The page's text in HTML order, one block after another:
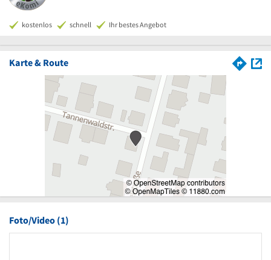
kostenlos schnell Ihr bestes Angebot
Karte & Route
Foto/Video (1)